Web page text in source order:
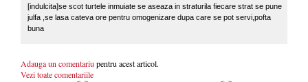
[indulcita]se scot turtele inmuiate se aseaza in straturila fiecare strat se pune
julfa ,se lasa cateva ore pentru omogenizare dupa care se pot servi,pofta
buna
Adauga un comentariu pentru acest articol.
Vezi toate comentariile